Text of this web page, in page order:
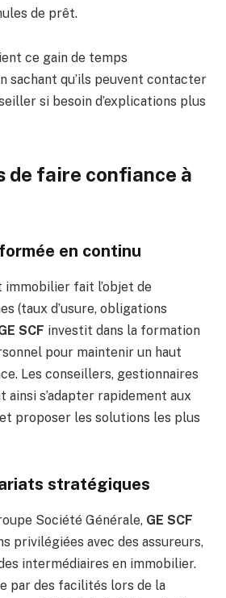
de prêt.
ce gain de temps
sachant qu’ils peuvent contacter
si besoin d’explications plus
de faire confiance à
en continu
fait l’objet de
(taux d’usure, obligations
SCF investit dans la formation
pour maintenir un haut
Les conseillers, gestionnaires
ainsi s’adapter rapidement aux
proposer les solutions les plus
stratégiques
Société Générale, GE SCF
privilégiées avec des assureurs,
intermédiaires en immobilier.
par des facilités lors de la